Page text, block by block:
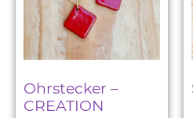
Ohrstecker –
CREATION